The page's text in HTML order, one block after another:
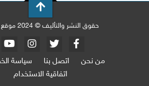
حقوق النشر والتأليف © 2024 موقع سطوع
من نحن اتصل بنا
سياسة
اتفاقية الاستخدام